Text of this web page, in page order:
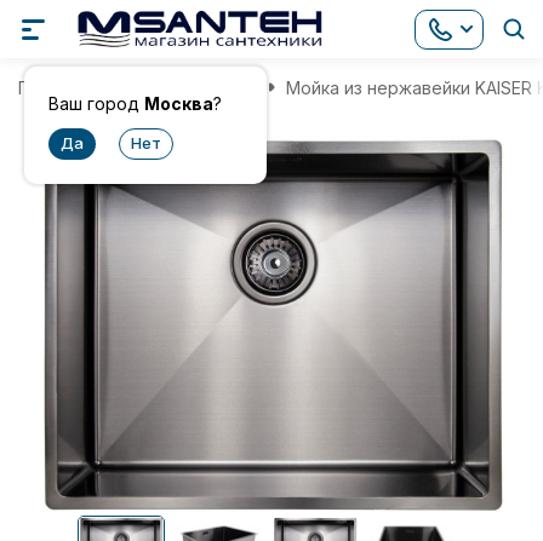
Ваш город Москва?
Главная Мойка из нержавейки KAISER